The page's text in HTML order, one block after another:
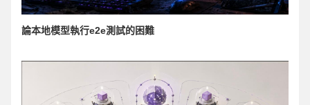
論本地模型執行e2e測試的困難